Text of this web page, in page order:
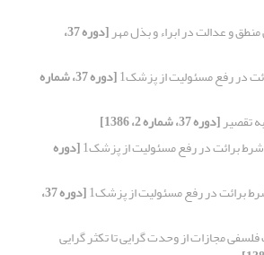
و عدالت در ابراء و بذل مهر [دوره 37،
در رفع مسئولیت از پزشک1 [دوره 37، شماره
تقصیر[دوره 37، شماره 2، 1386]
شرط برائت در رفع مسئولیت از پزشک1 [دوره
برائت در رفع مسئولیت از پزشک1 [دوره 37،
مجازات از وحدت گرایی تا تکثر گرایی